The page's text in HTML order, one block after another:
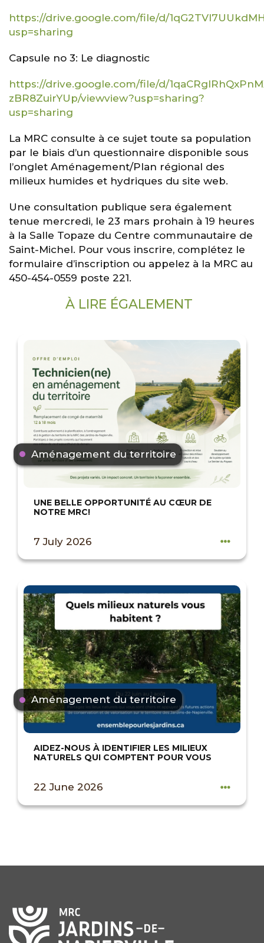
https://drive.google.com/file/d/
usp=sharing
Capsule no 3: Le diagnostic
https://drive.google.com/file/d/
zBR8ZuirYUp/viewview?usp=sharing?
usp=sharing
La MRC consulte à ce sujet toute sa population
par le biais d’un questionnaire disponible sous
l’onglet Aménagement/Plan régional des
milieux humides et hydriques du site web.
Une consultation publique sera également
tenue mercredi, le 23 mars prohain à 19 heures
à la Salle Topaze du Centre communautaire de
Saint-Michel. Pour vous inscrire, complétez le
formulaire d’inscription ou appelez à la MRC au
450-454-0559 poste 221.
À LIRE ÉGALEMENT
Aménagement du territoire
UNE BELLE OPPORTUNITÉ AU CŒUR DE
NOTRE MRC!
7 July 2026
Aménagement du territoire
AIDEZ-NOUS À IDENTIFIER LES MILIEUX
NATURELS QUI COMPTENT POUR VOUS
22 June 2026